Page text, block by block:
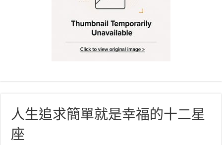
人生追求簡單就是幸福的十二星
座